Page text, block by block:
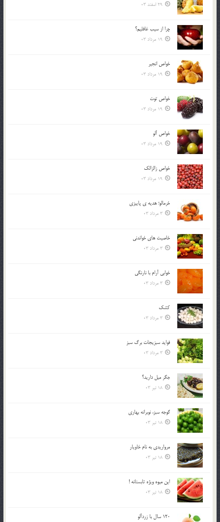
29 اسفند 03
چرا از سيب غافليم؟
19 مرداد 03
خواص انجير
19 مرداد 03
خواص توت
19 مرداد 03
خواص آلو
19 مرداد 03
خواص زالزالک
19 مرداد 03
خرمالو؛ هديه ي پاييزي
3 مرداد 03
خاصيت هاي خواندني
3 مرداد 03
خوابي آرام با نارنگي
3 مرداد 03
کشک
3 مرداد 03
فوايد سبزيجات برگ سبز
3 مرداد 03
جگر ميل داريد؟
18 تیر 03
گوجه سبز، نوبرانه بهاري
18 تیر 03
مرواريدي به نام خاويار
18 تیر 03
اين ميوه ويژه تابستانه !
18 تیر 03
120 سال با زردآلو